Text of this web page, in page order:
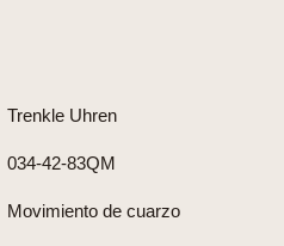
Trenkle Uhren
034-42-83QM
Movimiento de cuarzo